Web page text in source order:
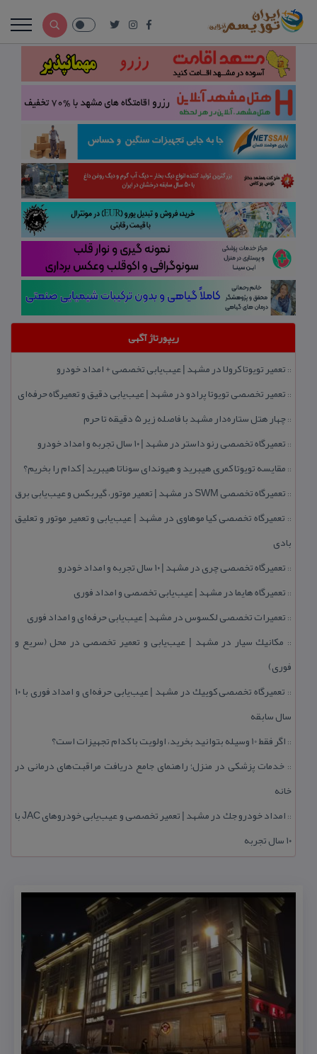
ریپورتاژ آگهی
:: تعمیر تویوتا كرولا در مشهد | عیب‌یابی تخصصی + امداد خودرو
:: تعمیر تخصصی تویوتا پرادو در مشهد | عیب‌یابی دقیق و تعمیرگاه حرفه‌ای
::چهار هتل‌ ستاره‌دار مشهد با فاصله زیر 5 دقیقه تا حرم
:: تعمیرگاه تخصصی رنو داستر در مشهد | ۱۰ سال تجربه و امداد خودرو
:: مقایسه تویوتا كمری هیبرید و هیوندای سوناتا هیبرید | كدام را بخریم؟
:: تعمیرگاه تخصصی SWM در مشهد | تعمیر موتور، گیربكس و عیب‌یابی برق
:: تعمیرگاه تخصصی كیا موهاوی در مشهد | عیب‌یابی و تعمیر موتور و تعلیق
بادی
:: تعمیرگاه تخصصی چری در مشهد | ۱۰ سال تجربه و امداد خودرو
:: تعمیرگاه هایما در مشهد | عیب‌یابی تخصصی و امداد فوری
:: تعمیرات تخصصی لكسوس در مشهد | عیب‌یابی حرفه‌ای و امداد فوری
:: مكانیك سیار در مشهد | عیب‌یابی و تعمیر تخصصی در محل (سریع و
فوری)
::
تعمیرگاه تخصصی كوییك در مشهد | عیب‌یابی حرفه‌ای و امداد فوری با ۱۰
سال سابقه
:: اگر فقط 10 وسیله بتوانید بخرید، اولویت با كدام تجهیزات است؟
:: خدمات پزشكی در منزل؛ راهنمای جامع دریافت مراقبت‌های درمانی در
خانه
::
امداد خودرو جك در مشهد | تعمیر تخصصی و عیب‌یابی خودروهای JAC با
۱۰ سال تجربه